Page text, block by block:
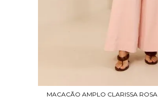
MACACÃO AMPLO CLARISSA ROSA